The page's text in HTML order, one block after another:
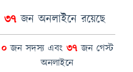
37জন অনলাইনে রয়েছে
0জন সদস্য এবং 37জন গেস্ট
অনলাইনে